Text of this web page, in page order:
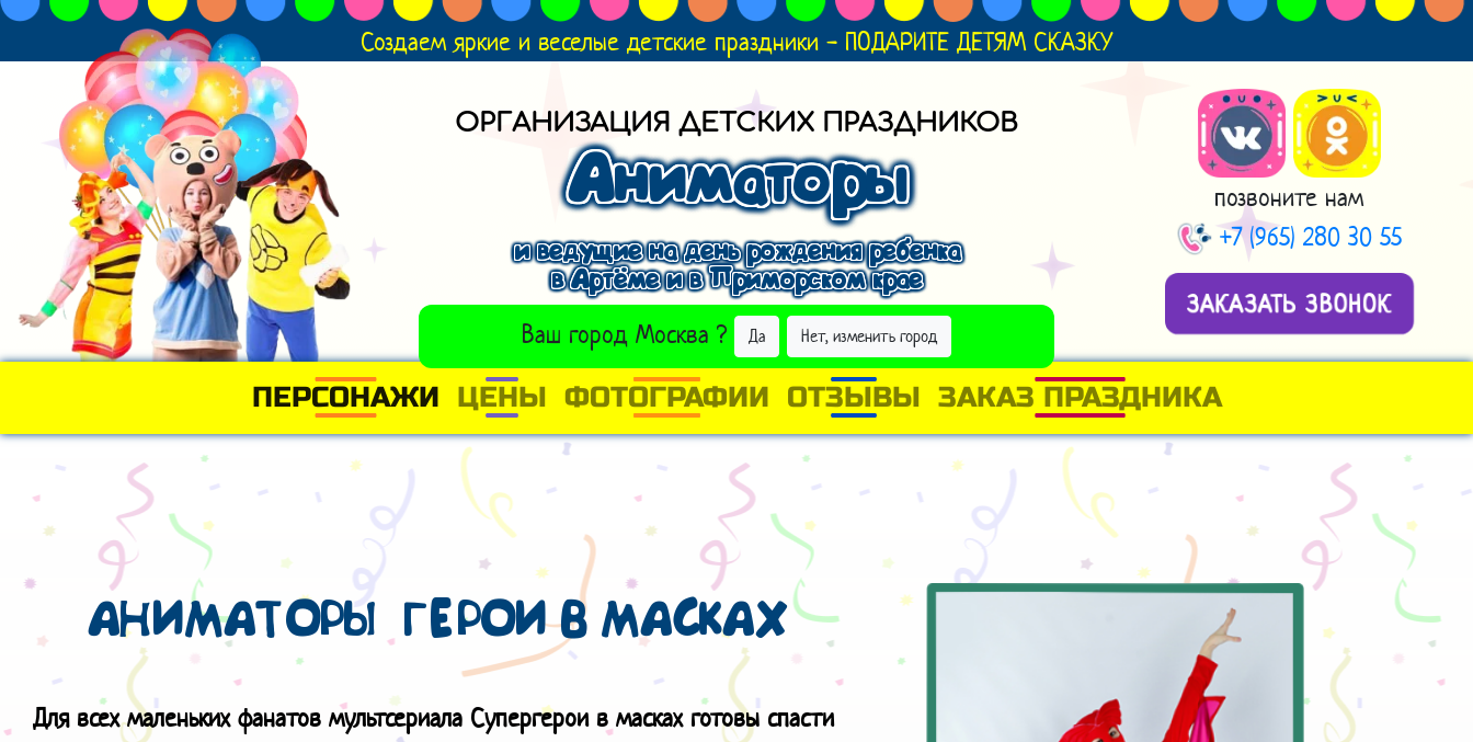
Создаем яркие и веселые детские праздники - ПОДАРИТЕ ДЕТЯМ СКАЗКУ
ОРГАНИЗАЦИЯ ДЕТСКИХ ПРАЗДНИКОВ
Аниматоры
и ведущие на день рождения ребенка
в Артёме и в Приморском крае
Ваш город Москва ? Да Нет, изменить город
ВЫБРАТЬ ДРУГОЙ ГОРОД
позвоните нам
+7 (965) 280 30 55
ЗАКАЗАТЬ ЗВОНОК
ПЕРСОНАЖИ ЦЕНЫ ФОТОГРАФИИ ОТЗЫВЫ ЗАКАЗ ПРАЗДНИКА
АНИМАТОРЫ ГЕРОИ В МАСКАХ
Для всех маленьких фанатов мультсериала Супергерои в масках готовы спасти